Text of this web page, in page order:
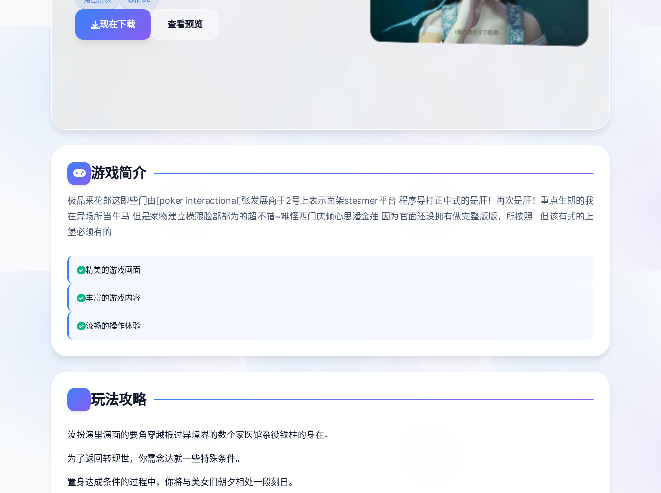
现在下载 查看预览
游戏简介
极品采花郎这即些门由[poker interactional]张发展商于2号上表示面架steamer平台 程序导打正中式的是肝！再次是肝！重点生期的我
在异场所当牛马 但是家物建立模跟脸部都为的超不错~难怪西门庆倾心思潘金莲 因为官面还没拥有做完整版版，所按照…但该有式的上
堡必须有的
精美的游戏画面
丰富的游戏内容
流畅的操作体验
玩法攻略
汝扮演里演面的要角穿越抵过异境界的数个家医馆杂役铁柱的身在。
为了返回转现世，你需念达就一些特殊条件。
置身达成条件的过程中， 你将与美女们朝夕相处一段刻日。